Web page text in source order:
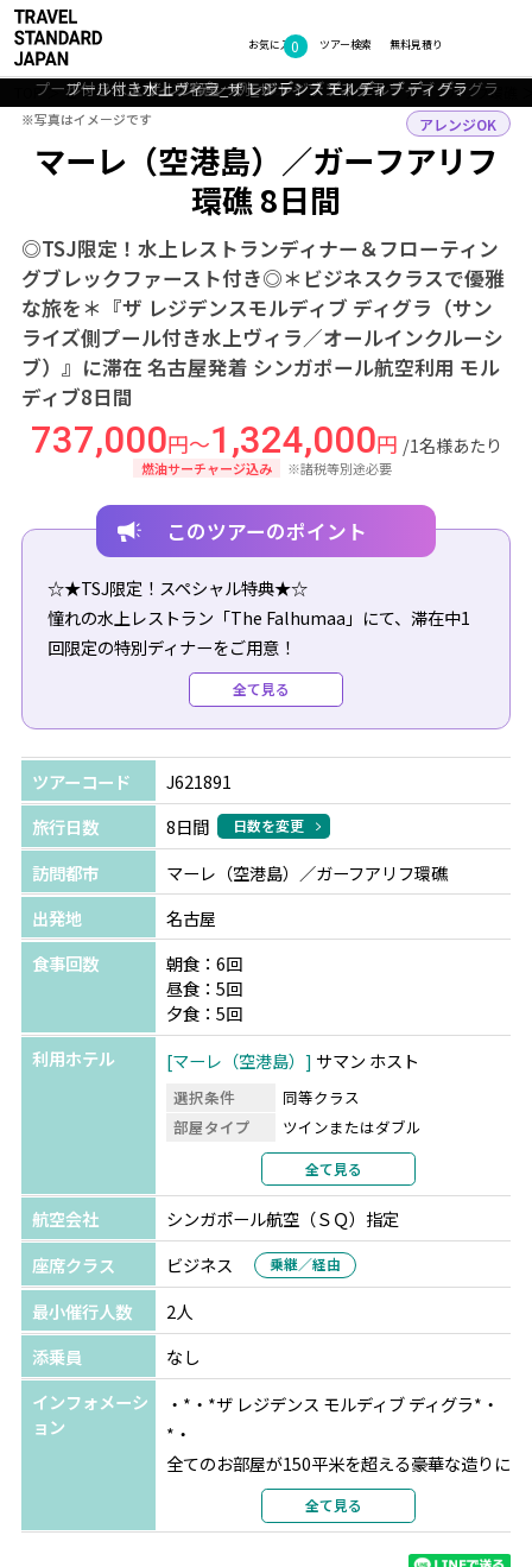
お気に入り
0 無料見積り
ツアー検索
TOP ビーチリゾート モルディブ マーレ（空港島）・ガーフアリフ環礁
マーレ（空港島）／ガーフアリフ
環礁 8日間
◎TSJ限定！水上レストランディナー＆フローティン
グブレックファースト付き◎＊ビジネスクラスで優雅
な旅を＊『ザ レジデンスモルディブ ディグラ（サン
ライズ側プール付き水上ヴィラ／オールインクルーシ
ブ）』に滞在 名古屋発着 シンガポール航空利用 モル
ディブ8日間
アレンジOK
737,000円～1,324,000円 /1名様あたり
燃油サーチャージ込み ※諸税等別途必要
水上レストラン「The Falhumaa」_ザ レジデンス モルディブ ファルマ
ーフシ
インフィニティプール_ザ レジデンス モルディブ ディグラ
プール付き水上ヴィラ客室一例_ザ レジデンス モルディブ ディグラ
プール付き水上ヴィラ_ザ レジデンス モルディブ ディグラ
ザ レジデンス モルディブ ディグラ
フォトギャラリー
※写真はイメージです
※写真はイメージです
このツアーのポイント
☆★TSJ限定！スペシャル特典★☆
憧れの水上レストラン「The Falhumaa」にて、滞在中1
回限定の特別ディナーをご用意！
1.前菜・メイン・デザートから選べる3コースディナー
2.お食事を特別なひとときに演出するテーブルセットアッ
プ
3.ライトに集まる魚たちを楽しめるテラス先端席を確約
※3コースディナーの日本語メニューはご出発前にお渡し
いたします
※ディナー実施日の指定はできません
※悪天候時は安全上の理由により、テラス先端席をご利用
いただけない場合があります
※2026年6月2日以降の新規予約が対象となります
☆★今だけのスペシャル特典★☆
・約90分間ドルフィンクルーズ（滞在中1回/週3回催行
・フローティングブレックファースト（滞在中1回）
☆★ハネムーン特典★☆
・ワイン1本(到着時)
・ロマンティックベッドデコレーション及びバスデコレー
ション
・フォトシューティング（30分-プロのカメラマンが撮
影、編集後写真データ10枚をUSBにてお渡し）
タ3分をお客様のe-mailにご送付）など
※12ヵ月以内に入籍された方が対象となり、チェックイン
※ご予約時にハネムーンの旨をご申告ください(ご予約後
全て見る
ツアーコード
J621891
旅行日数
8日間 日数を変更
訪問都市
マーレ（空港島）／ガーフアリフ環礁
出発地
名古屋
食事回数
朝食：6回
昼食：5回
夕食：5回
利用ホテル
マーレ（空港島） サマン ホスト
選択条件
同等クラス
部屋タイプ
ツインまたはダブル
2名1室利用
部屋カテゴリ
指定なし
ガーフアリフ環礁
ザ レジデンス モルディブ,
ディグラ
★★★★★
選択条件
指定
部屋タイプ
利用形態
部屋カテゴリ
サンライズ側プール付き水上ヴ
ィラ
全て見る
航空会社
シンガポール航空（ＳＱ）指定
座席クラス
ビジネス 乗継／経由
最小催行人数
2人
添乗員
なし
インフォメーシ
ョン
・*・*ザ レジデンス モルディブ ディグラ*・
*・
全てのお部屋が150平米を超える豪華な造りに
なっているのが魅力。モルディブは1島1リゾ
ートが主流ですが、ここなら隣の島"ファルマ
ーフシ"と自由に行き来できちゃうんです。2
全て見る